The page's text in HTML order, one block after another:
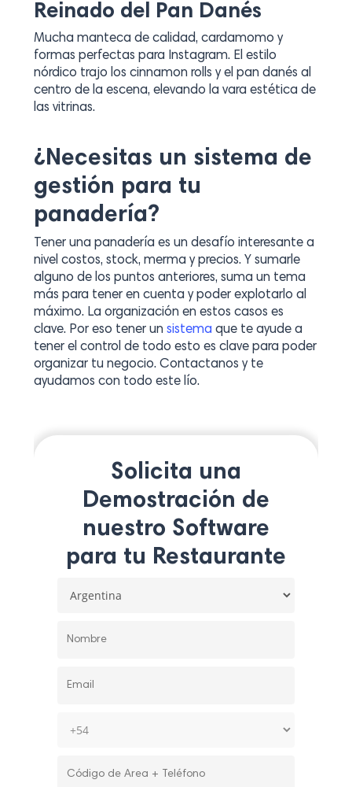
Reinado del Pan Danés
Mucha manteca de calidad, cardamomo y
formas perfectas para Instagram. El estilo
nórdico trajo los cinnamon rolls y el pan danés al
centro de la escena, elevando la vara estética de
las vitrinas.
¿Necesitas un sistema de
gestión para tu
panadería?
Tener una panadería es un desafío interesante a
nivel costos, stock, merma y precios. Y sumarle
alguno de los puntos anteriores, suma un tema
más para tener en cuenta y poder explotarlo al
máximo. La organización en estos casos es
clave. Por eso tener un sistema que te ayude a
tener el control de todo esto es clave para poder
organizar tu negocio. Contactanos y te
ayudamos con todo este lío.
Solicita una
Demostración de
nuestro Software
para tu Restaurante